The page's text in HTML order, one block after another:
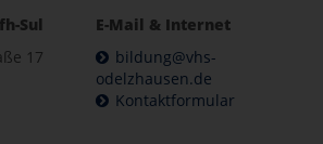
Sul
17
E-Mail & Internet
bildung@vhs-
odelzhausen.de
Kontaktformular